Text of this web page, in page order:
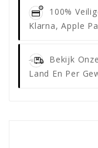
100%
Klarna, Apple
Bekijk
Land En Per